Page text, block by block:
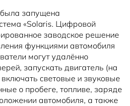
запущена
«Solaris. Цифровой
заводское решение
функциями автомобиля
могут удалённо
запускать двигатель (на
световые и звуковые
о пробеге, топливе, заряде
автомобиля, а также